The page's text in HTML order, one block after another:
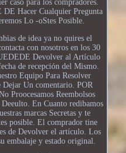
caso para los compradores.
Hacer Cualquier Pregunta
Lo -oStes Posible.
de idea ya no quires el
con nosotros en los 30
Devolver al Artículo
de recepción del Mismo.
Equipo Para Resolver
Dejar Un comentario. POR
Proocesamos Reembolsos
En Cuanto redibamos
marcas Secretas y te
posible. El comprador tine
de Devolver el artículo. Los
embalaje y estado original.